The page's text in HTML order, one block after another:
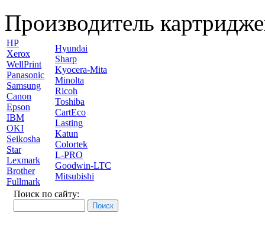
Производитель
HP
Xerox
WellPrint
Panasonic
Samsung
Canon
Epson
IBM
OKI
Seikosha
Star
Lexmark
Brother
Fullmark
Hyundai
Sharp
Kyocera-Mita
Minolta
Ricoh
Toshiba
CartEco
Lasting
Katun
Colortek
L-PRO
Goodwin-LTC
Mitsubishi
Поиск по сайту: